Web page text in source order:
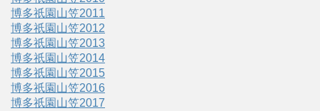
博多祇園山笠2011
博多祇園山笠2012
博多祇園山笠2013
博多祇園山笠2014
博多祇園山笠2015
博多祇園山笠2016
博多祇園山笠2017